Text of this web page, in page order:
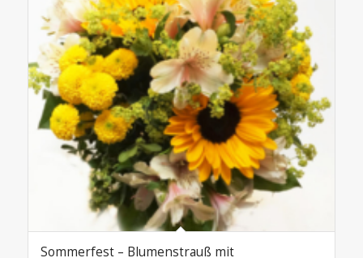
Sommerfest – Blumenstrauß mit